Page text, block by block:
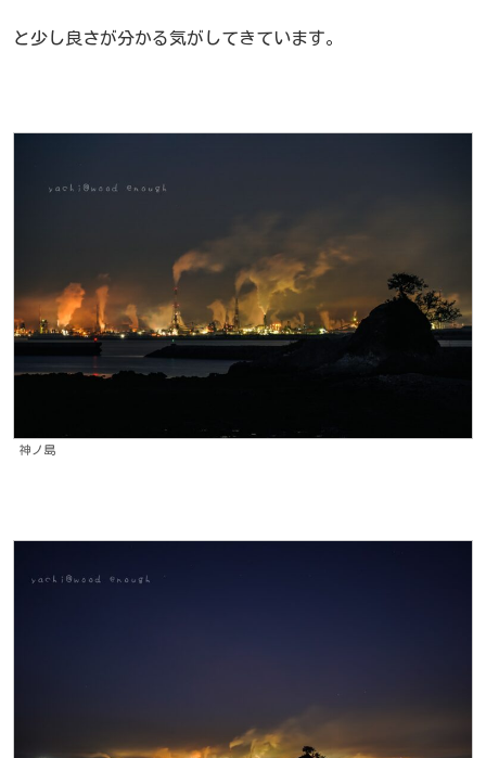
と少し良さが分かる気がしてきています。
神ノ島